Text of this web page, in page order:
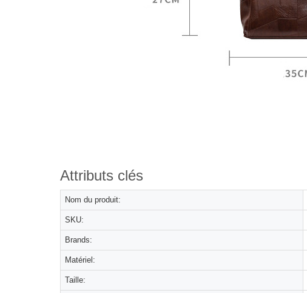
Attributs clés
Nom du produit:
SKU:
Brands:
Matériel:
Taille: